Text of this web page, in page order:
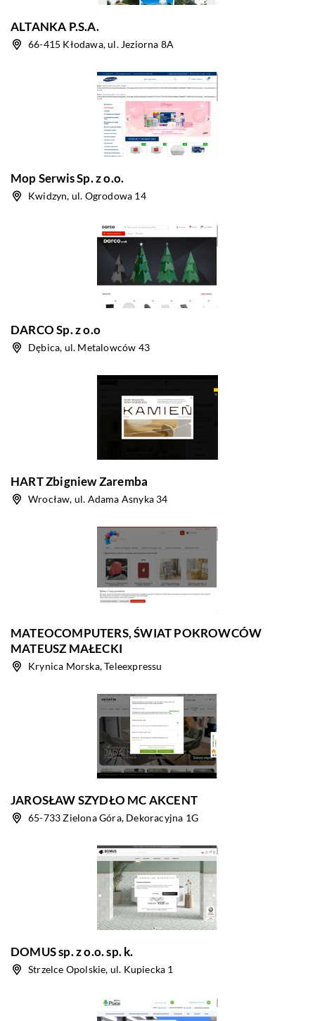
ALTANKA P.S.A.
66-415 Kłodawa, ul. Jeziorna 8A
Mop Serwis Sp. z o.o.
Kwidzyn, ul. Ogrodowa 14
DARCO Sp. z o.o
Dębica, ul. Metalowców 43
HART Zbigniew Zaremba
Wrocław, ul. Adama Asnyka 34
MATEOCOMPUTERS, ŚWIAT POKROWCÓW
MATEUSZ MAŁECKI
Krynica Morska, Teleexpressu
JAROSŁAW SZYDŁO MC AKCENT
65-733 Zielona Góra, Dekoracyjna 1G
DOMUS sp. z o.o. sp. k.
Strzelce Opolskie, ul. Kupiecka 1